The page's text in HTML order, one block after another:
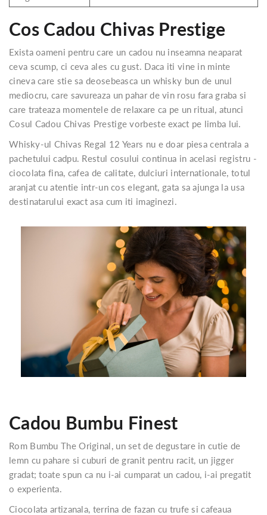
Cos Cadou Chivas Prestige
Exista oameni pentru care un cadou nu inseamna neaparat
ceva scump, ci ceva ales cu gust. Daca iti vine in minte
cineva care stie sa deosebeasca un whisky bun de unul
mediocru, care savureaza un pahar de vin rosu fara graba si
care trateaza momentele de relaxare ca pe un ritual, atunci
Cosul Cadou Chivas Prestige vorbeste exact pe limba lui.
Whisky-ul Chivas Regal 12 Years nu e doar piesa centrala a
pachetului cadpu. Restul cosului continua in acelasi registru -
ciocolata fina, cafea de calitate, dulciuri internationale, totul
aranjat cu atentie intr-un cos elegant, gata sa ajunga la usa
destinatarului exact asa cum iti imaginezi.
Cadou Bumbu Finest
Rom Bumbu The Original, un set de degustare in cutie de
lemn cu pahare si cuburi de granit pentru racit, un jigger
gradat; toate spun ca nu i-ai cumparat un cadou, i-ai pregatit
o experienta.
Ciocolata artizanala, terrina de fazan cu trufe si cafeaua